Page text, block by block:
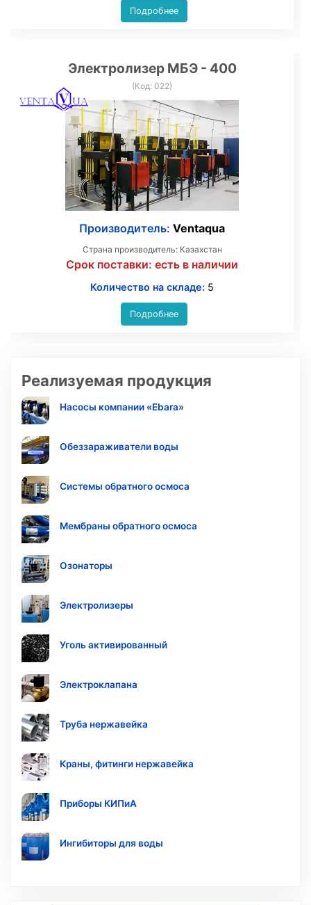
Подробнее
Электролизер МБЭ - 400
(Код: 022)
Производитель: Ventaqua
Страна производитель: Казахстан
Срок поставки: есть в наличии
Количество на складе: 5
Подробнее
Реализуемая продукция
Насосы компании «Ebara»
Обеззараживатели воды
Системы обратного осмоса
Мембраны обратного осмоса
Озонаторы
Электролизеры
Уголь активированный
Электроклапана
Труба нержавейка
Краны, фитинги нержавейка
Приборы КИПиА
Ингибиторы для воды